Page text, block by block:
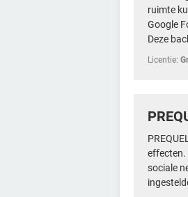
ruimte
Google
Deze
Licentie:
effecten.
sociale